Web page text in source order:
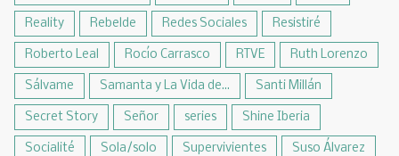
Reality Rebelde Redes Sociales Resistiré
Roberto Leal Rocío Carrasco RTVE Ruth Lorenzo
Sálvame Samanta y La Vida de... Santi Millán
Secret Story Señor series Shine Iberia
Socialité Sola/solo Supervivientes Suso Álvarez